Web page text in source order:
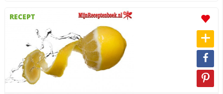
RECEPT